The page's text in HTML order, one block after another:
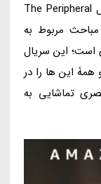
ببرند؛ اما این بار نه گذشته بلکه آینده. سریال The Peripheral
مباحث مربوط به
است؛ این سریال
این ها را در
تماشایی به